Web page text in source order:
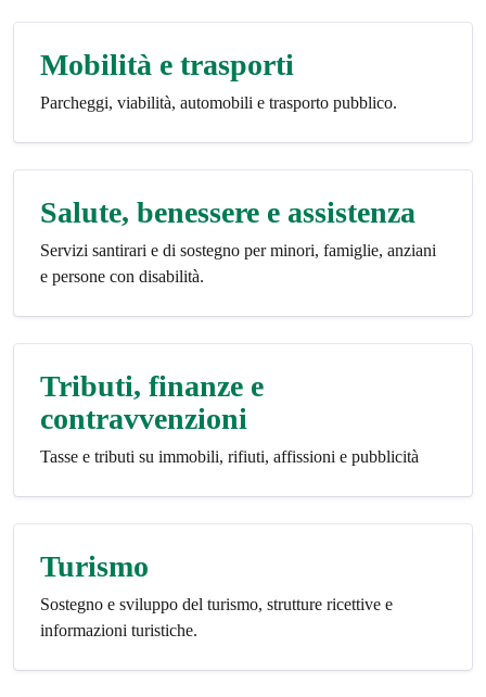
Mobilità e trasporti
Parcheggi, viabilità, automobili e trasporto pubblico.
Salute, benessere e assistenza
Servizi santirari e di sostegno per minori, famiglie, anziani
e persone con disabilità.
Tributi, finanze e
contravvenzioni
Tasse e tributi su immobili, rifiuti, affissioni e pubblicità
Turismo
Sostegno e sviluppo del turismo, strutture ricettive e
informazioni turistiche.